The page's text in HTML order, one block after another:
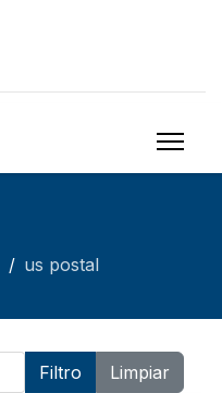
us postal
Filtro
Limpiar